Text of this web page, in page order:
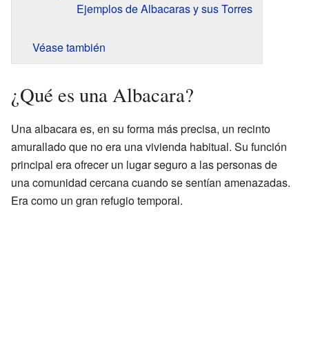
Ejemplos de Albacaras y sus Torres
Véase también
¿Qué es una Albacara?
Una albacara es, en su forma más precisa, un recinto
amurallado que no era una vivienda habitual. Su función
principal era ofrecer un lugar seguro a las personas de
una comunidad cercana cuando se sentían amenazadas.
Era como un gran refugio temporal.